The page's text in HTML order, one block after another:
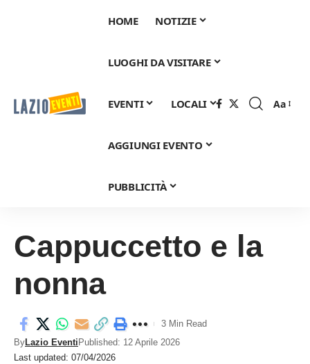
HOME NOTIZIE
LUOGHI DA VISITARE
EVENTI LOCALI
AGGIUNGI EVENTO
PUBBLICITÀ
Font
Aa
Cappuccetto e la
nonna
Last updated: 07/04/2026
ByLazio Eventi Published: 12 Aprile 2026
3 Min Read